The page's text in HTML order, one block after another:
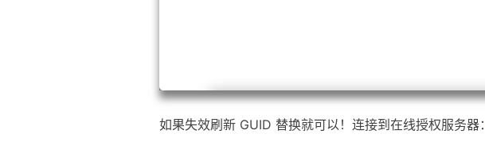
如果失效刷新 GUID 替换就可以！连接到在线授权服务器：